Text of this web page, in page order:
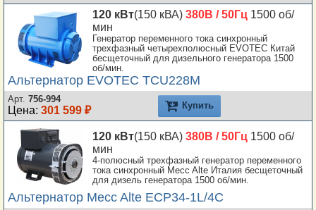
120 кВт(150 кВА) 380В / 50Гц 1500 об/
мин
Генератор переменного тока синхронный
трехфазный четырехполюсный EVOTEC Китай
бесщеточный для дизельного генератора 1500
об/мин.
Альтернатор EVOTEC TCU228M
Арт. 756-994
Цена: 301 599 ₽ Купить
120 кВт(150 кВА) 380В / 50Гц 1500 об/
мин
4-полюсный трехфазный генератор переменного
тока синхронный Mecc Alte Италия бесщеточный
для дизель генератора 1500 об/мин.
Альтернатор Mecc Alte ECP34-1L/4C